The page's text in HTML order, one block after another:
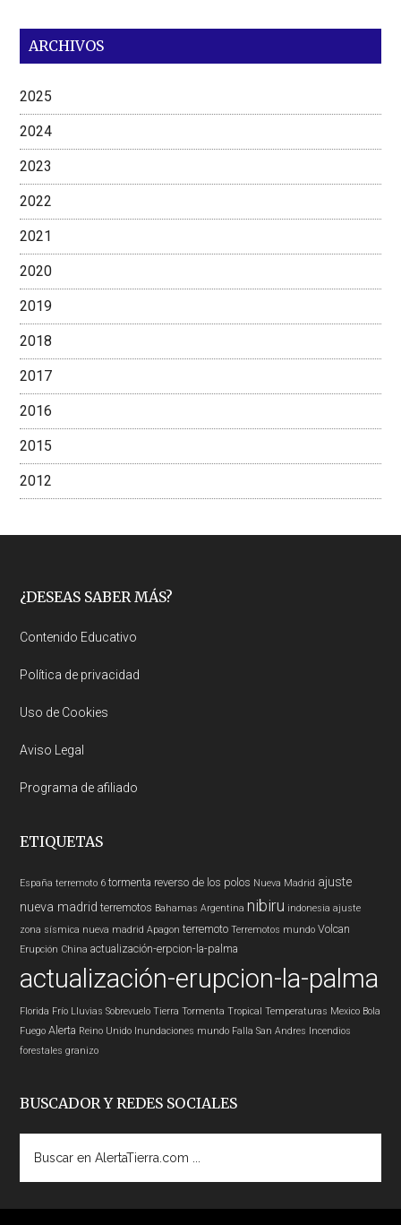
ARCHIVOS
2025
2024
2023
2022
2021
2020
2019
2018
2017
2016
2015
2012
Footer
¿DESEAS SABER MÁS?
Contenido Educativo
Política de privacidad
Uso de Cookies
Aviso Legal
Programa de afiliado
ETIQUETAS
España terremoto 6 tormenta reverso de los polos Nueva Madrid ajuste
nueva madrid terremotos Bahamas Argentina nibiru indonesia ajuste
zona sísmica nueva madrid Apagon terremoto Terremotos mundo Volcan
Erupción China actualización-erpcion-la-palma
actualización-erupcion-la-palma
Florida Frío Lluvias Sobrevuelo Tierra Tormenta Tropical Temperaturas Mexico Bola
Fuego Alerta Reino Unido Inundaciones mundo Falla San Andres Incendios
forestales granizo
BUSCADOR Y REDES SOCIALES
AlertaTierra.com